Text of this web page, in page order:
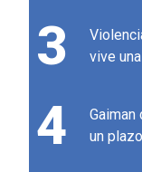
3
vive
4
un